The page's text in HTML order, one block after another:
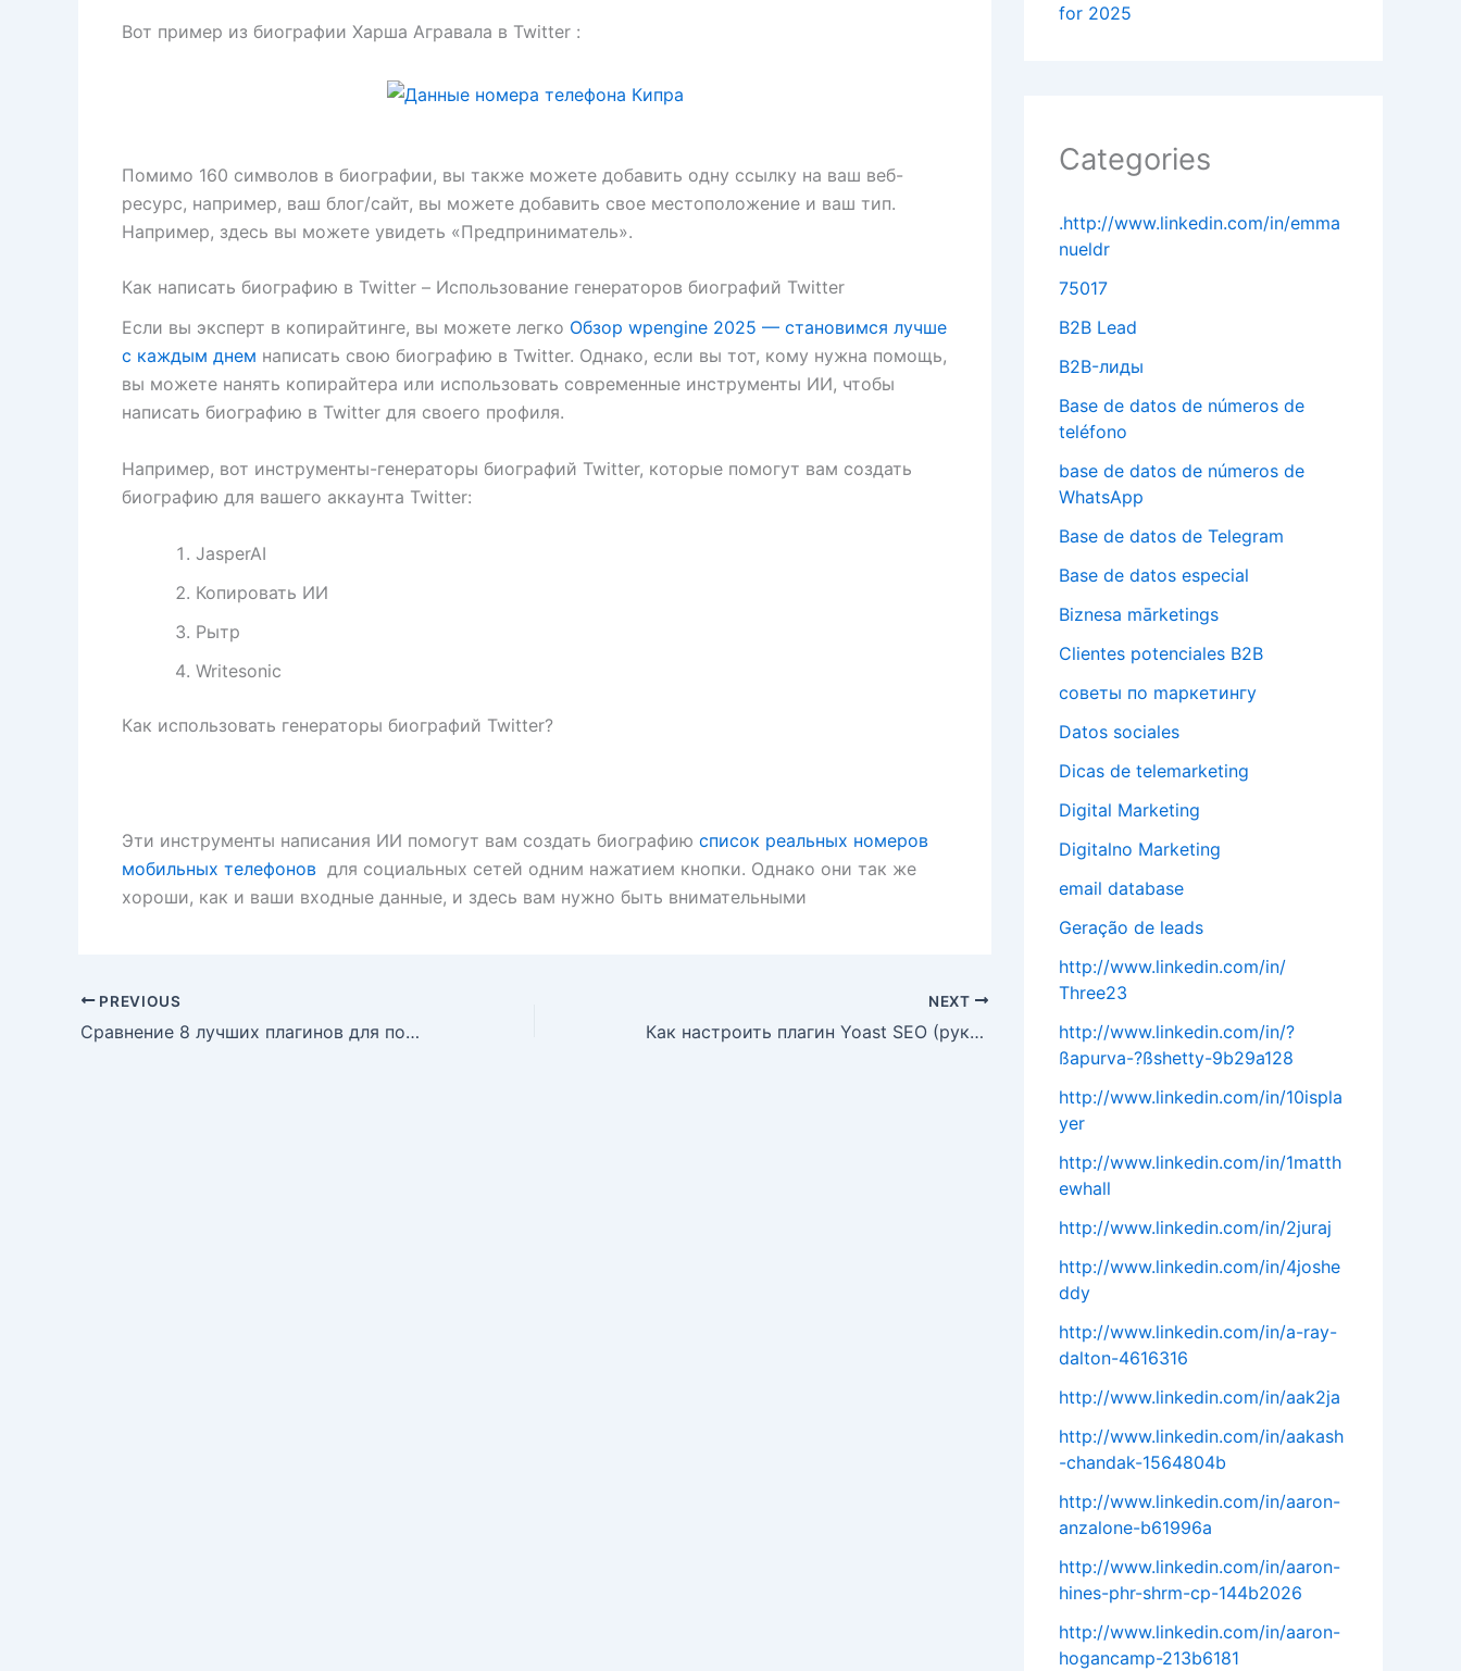
Вот пример из биографии Харша Агравала в Twitter :
Помимо 160 символов в биографии, вы также можете добавить одну ссылку на ваш веб-
ресурс, например, ваш блог/сайт, вы можете добавить свое местоположение и ваш тип.
Например, здесь вы можете увидеть «Предприниматель».
Как написать биографию в Twitter – Использование генераторов биографий Twitter
Если вы эксперт в копирайтинге, вы можете легко Обзор wpengine 2025 — становимся лучше
с каждым днем написать свою биографию в Twitter. Однако, если вы тот, кому нужна помощь,
вы можете нанять копирайтера или использовать современные инструменты ИИ, чтобы
написать биографию в Twitter для своего профиля.
Например, вот инструменты-генераторы биографий Twitter, которые помогут вам создать
биографию для вашего аккаунта Twitter:
JasperAI
Копировать ИИ
Рытр
Writesonic
Как использовать генераторы биографий Twitter?
Эти инструменты написания ИИ помогут вам создать биографию список реальных номеров
мобильных телефонов для социальных сетей одним нажатием кнопки. Однако они так же
хороши, как и ваши входные данные, и здесь вам нужно быть внимательными
PREVIOUS
Сравнение 8 лучших плагинов для подкастов WordPress (выбор эксперта)
NEXT
Как настроить плагин Yoast SEO (руководство)
for 2025
Categories
.http://www.linkedin.com/in/emma
nueldr
75017
B2B Lead
B2B-лиды
Base de datos de números de
teléfono
base de datos de números de
WhatsApp
Base de datos de Telegram
Base de datos especial
Biznesa mārketings
Clientes potenciales B2B
cоветы по mаркетингу
Datos sociales
Dicas de telemarketing
Digital Marketing
Digitalno Marketing
email database
Geração de leads
http://www.linkedin.com/in/
Three23
http://www.linkedin.com/in/?
ßapurva-?ßshetty-9b29a128
http://www.linkedin.com/in/10ispla
yer
http://www.linkedin.com/in/1matth
ewhall
http://www.linkedin.com/in/2juraj
http://www.linkedin.com/in/4joshe
ddy
http://www.linkedin.com/in/a-ray-
dalton-4616316
http://www.linkedin.com/in/aak2ja
http://www.linkedin.com/in/aakash
-chandak-1564804b
http://www.linkedin.com/in/aaron-
anzalone-b61996a
http://www.linkedin.com/in/aaron-
hines-phr-shrm-cp-144b2026
http://www.linkedin.com/in/aaron-
hogancamp-213b6181